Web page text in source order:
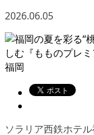
2026.06.05
福岡
ソラリア西鉄ホテ